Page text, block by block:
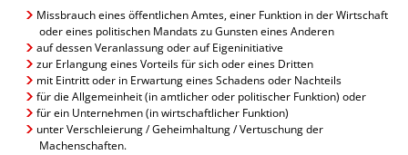
Missbrauch eines öffentlichen Amtes, einer Funktion in der Wirtschaft
oder eines politischen Mandats zu Gunsten eines Anderen
auf dessen Veranlassung oder auf Eigeninitiative
zur Erlangung eines Vorteils für sich oder eines Dritten
mit Eintritt oder in Erwartung eines Schadens oder Nachteils
für die Allgemeinheit (in amtlicher oder politischer Funktion) oder
für ein Unternehmen (in wirtschaftlicher Funktion)
unter Verschleierung / Geheimhaltung / Vertuschung der
Machenschaften.